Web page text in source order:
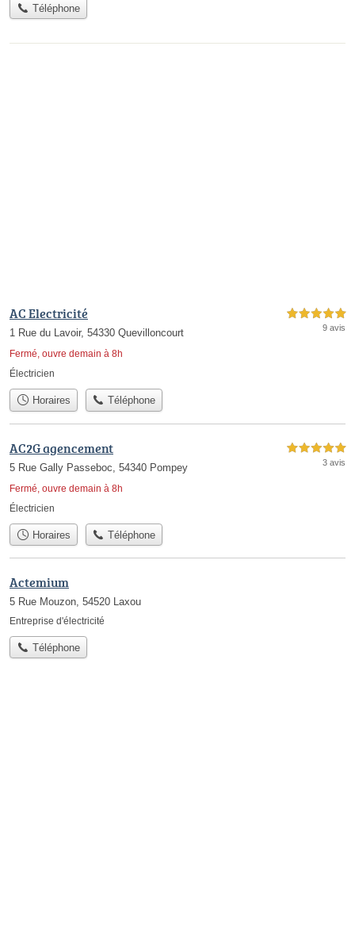
Téléphone
AC Electricité
1 Rue du Lavoir, 54330 Quevilloncourt
Fermé, ouvre demain à 8h
5,0 étoiles sur 5
9 avis
Électricien
Horaires Téléphone
AC2G agencement
5 Rue Gally Passeboc, 54340 Pompey
Fermé, ouvre demain à 8h
5,0 étoiles sur 5
3 avis
Électricien
Horaires Téléphone
Actemium
5 Rue Mouzon, 54520 Laxou
Entreprise d'électricité
Téléphone